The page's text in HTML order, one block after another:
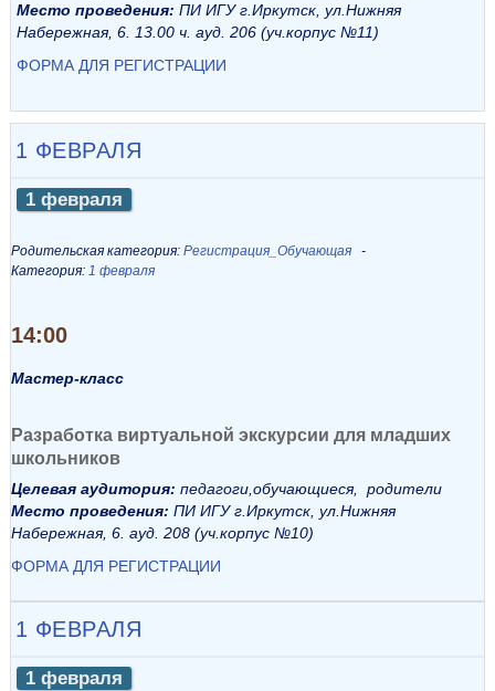
Место проведения: ПИ ИГУ г.Иркутск, ул.Нижняя
Набережная, 6. 13.00 ч. ауд. 206 (уч.корпус №11)
ФОРМА ДЛЯ РЕГИСТРАЦИИ
1 ФЕВРАЛЯ
1 февраля
Родительская категория: Регистрация_Обучающая
Категория: 1 февраля
14:00
Мастер-класс
Разработка виртуальной экскурсии для младших
школьников
Целевая аудитория: педагоги,обучающиеся, родители
Место проведения: ПИ ИГУ г.Иркутск, ул.Нижняя
Набережная, 6. ауд. 208 (уч.корпус №10)
ФОРМА ДЛЯ РЕГИСТРАЦИИ
1 ФЕВРАЛЯ
1 февраля